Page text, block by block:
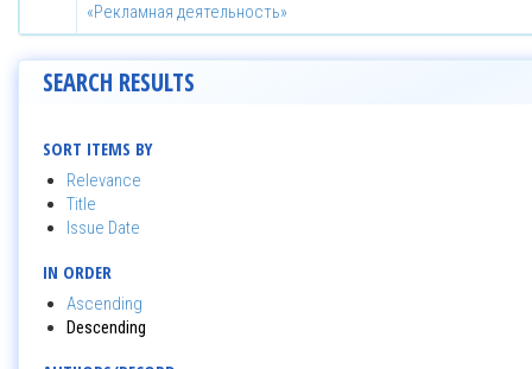
«Рекламная деятельность»
SEARCH RESULTS
SORT ITEMS BY
Relevance
Title
Issue Date
IN ORDER
Ascending
Descending